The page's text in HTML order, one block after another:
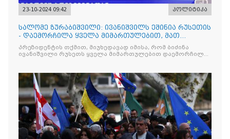
23-10-2024 09:42 პოლიტიკა
სალომე ზურაბიშვილი: ივანიშვილს ეშინია რუსეთის
- დაემორჩილა ყველა მიმართულებით, მათ
არაფერი გაუკეთეს
პრეზიდენტის თქმით, მიუხედავად იმისა, რომ ბიძინა
ივანიშვილი რუსეთს ყველა მიმართულებით დაემორჩილა,